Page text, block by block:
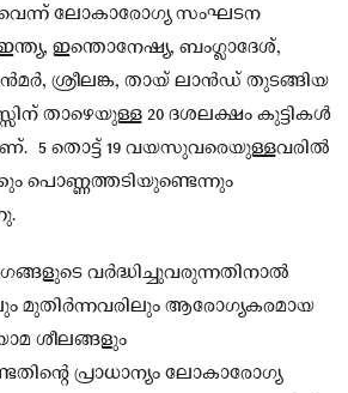
ലോകാരോഗ്യ സംഘടന
ഇന്ത്യ, ഇന്തൊനേഷ്യ, ബംഗ്ലാദേശ്,
ശ്രീലങ്ക, തായ് ലാൻഡ് തുടങ്ങിയ
താഴെയുള്ള 20 ദശലക്ഷം കുട്ടികൾ
5 തൊട്ട് 19 വയസുവരെയുള്ളവരില്‍
പൊണ്ണത്തടിയുണ്ടെന്നും
വർദ്ധിച്ചുവരുന്നതിനാൽ
മുതിർന്നവരിലും ആരോഗ്യകരമായ
ശീലങ്ങളും
പ്രാധാന്യം ലോകാരോഗ്യ